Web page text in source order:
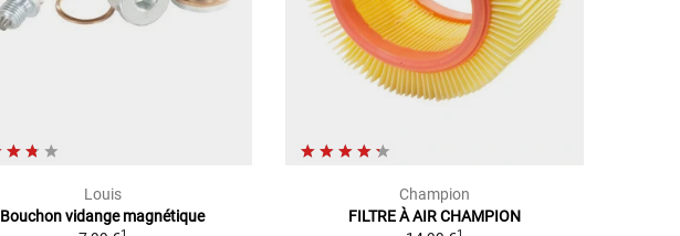
Louis
Bouchon vidange magnétique
Champion
FILTRE À AIR CHAMPION